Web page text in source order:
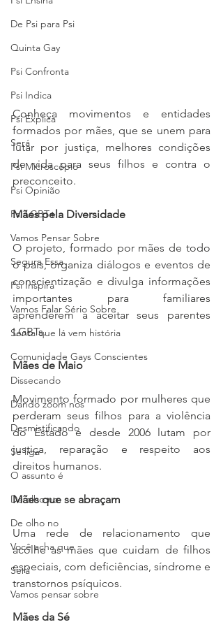
De Psi para Psi
Quinta Gay
Psi Confronta
Psi Indica
Psi Explica
Será
Psi Microscópio
Psi Opinião
Psi LGBT+
Vamos Pensar Sobre
Segura Essa
Psi Inspira
Vamos Falar Sério Sobre
Senta que lá vem história
Comunidade Gays Conscientes
Dissecando
Dando zoom nos
Desmistificando
Se liga
O assunto é
De olho no
De olho no
Você acha que
Será
Vamos pensar sobre
Conheça movimentos e entidades
formados por mães, que se unem para
lutar por justiça, melhores condições
de vida para seus filhos e contra o
preconceito.
Mães pela Diversidade
O projeto, formado por mães de todo
o país, organiza diálogos e eventos de
conscientização e divulga informações
importantes para familiares
aprenderem a aceitar seus parentes
LGBTs.
Mães de Maio
Movimento formado por mulheres que
perderam seus filhos para a violência
do Estado e desde 2006 lutam por
justiça, reparação e respeito aos
direitos humanos.
Mães que se abraçam
Uma rede de relacionamento que
acolhe as mães que cuidam de filhos
especiais, com deficiências, síndrome e
transtornos psíquicos.
Mães da Sé